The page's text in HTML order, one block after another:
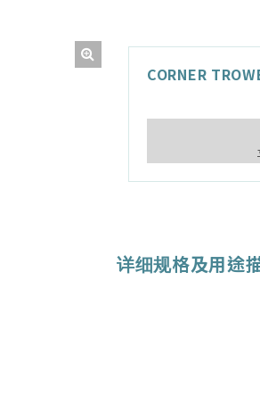
CORNER
详细规格及用途